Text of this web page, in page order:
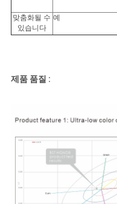
맞춤화될 수
있습니다
예
제품 품질 :